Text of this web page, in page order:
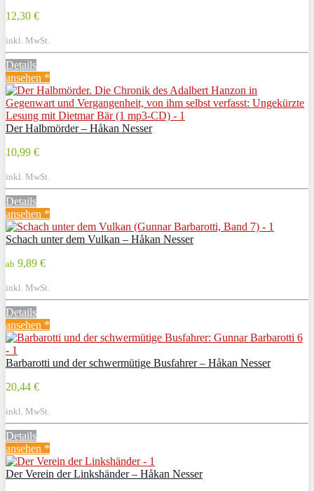
12,30 €
inkl. MwSt.
Details
ansehen *
Der Halbmörder – Håkan Nesser
10,99 €
inkl. MwSt.
Details
ansehen *
Schach unter dem Vulkan – Håkan Nesser
ab 9,89 €
inkl. MwSt.
Details
ansehen *
Barbarotti und der schwermütige Busfahrer – Håkan Nesser
20,44 €
inkl. MwSt.
Details
ansehen *
Der Verein der Linkshänder – Håkan Nesser